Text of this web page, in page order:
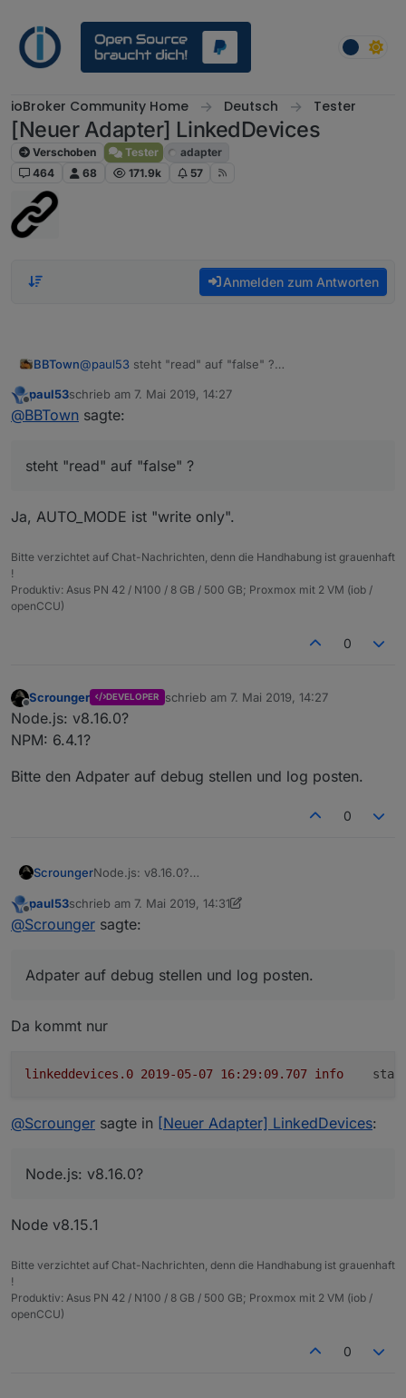
ioBroker Community Home Deutsch Tester
[Neuer Adapter] LinkedDevices
Verschoben Tester
adapter
464
68 171.9k 57
Anmelden zum Antworten
BBTown@paul53 steht "read" auf "false" ?
Offline
paul53schrieb am 7. Mai 2019, 14:27
zuletzt editiert von
@BBTown sagte:
steht "read" auf "false" ?
Ja, AUTO_MODE ist "write only".
Bitte verzichtet auf Chat-Nachrichten, denn die Handhabung ist grauenhaft
!
Produktiv: Asus PN 42 / N100 / 8 GB / 500 GB; Proxmox mit 2 VM (iob /
openCCU)
0
Offline
Scrounger DEVELOPER schrieb am 7. Mai 2019, 14:27
zuletzt editiert von
Node.js: v8.16.0?
NPM: 6.4.1?
Bitte den Adpater auf debug stellen und log posten.
0
ScroungerNode.js: v8.16.0?
Bitte den Adpater auf debug stellen und log posten.
Offline
paul53schrieb am 7. Mai 2019, 14:31
zuletzt editiert von paul535. Juli 2019, 16:33
@Scrounger sagte:
Adpater auf debug stellen und log posten.
Da kommt nur
linkeddevices.0 info
@Scrounger sagte in [Neuer Adapter] LinkedDevices:
Node.js: v8.16.0?
Node v8.15.1
Bitte verzichtet auf Chat-Nachrichten, denn die Handhabung ist grauenhaft
!
Produktiv: Asus PN 42 / N100 / 8 GB / 500 GB; Proxmox mit 2 VM (iob /
openCCU)
0